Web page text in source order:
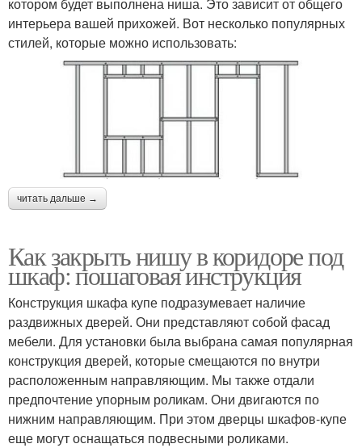
котором будет выполнена ниша. Это зависит от общего
интерьера вашей прихожей. Вот несколько популярных
стилей, которые можно использовать:
читать дальше →
Как закрыть нишу в коридоре под
шкаф: пошаговая инструкция
Конструкция шкафа купе подразумевает наличие
раздвижных дверей. Они представляют собой фасад
мебели. Для установки была выбрана самая популярная
конструкция дверей, которые смещаются по внутри
расположенным направляющим. Мы также отдали
предпочтение упорным роликам. Они двигаются по
нижним направляющим. При этом дверцы шкафов-купе
еще могут оснащаться подвесными роликами.